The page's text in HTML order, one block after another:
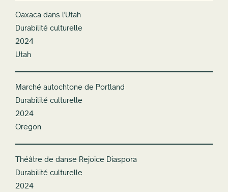
Oaxaca dans l'Utah
Durabilité culturelle
2024
Utah
Marché autochtone de Portland
Durabilité culturelle
2024
Oregon
Théâtre de danse Rejoice Diaspora
Durabilité culturelle
2024